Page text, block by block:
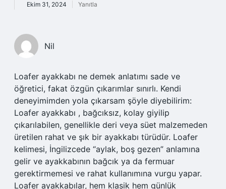
Ekim 31, 2024 Yanıtla
Nil
Loafer ayakkabı ne demek anlatımı sade ve
öğretici, fakat özgün çıkarımlar sınırlı. Kendi
deneyimimden yola çıkarsam şöyle diyebilirim:
Loafer ayakkabı , bağcıksız, kolay giyilip
çıkarılabilen, genellikle deri veya süet malzemeden
üretilen rahat ve şık bir ayakkabı türüdür. Loafer
kelimesi, İngilizcede “aylak, boş gezen” anlamına
gelir ve ayakkabının bağcık ya da fermuar
gerektirmemesi ve rahat kullanımına vurgu yapar.
Loafer ayakkabılar, hem klasik hem günlük